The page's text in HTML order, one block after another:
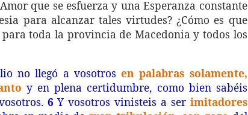
que se esfuerza y una Esperanza constante
para alcanzar tales virtudes? ¿Cómo es que
toda la provincia de Macedonia y todos los
no llegó a vosotrosen palabras solamente,
y en plena certidumbre, como bien sabéis
6 Y vosotros vinisteis a ser imitadores